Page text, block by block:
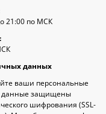
21:00 по МСК
данных
ваши персональные
защищены
шифрования (SSL-